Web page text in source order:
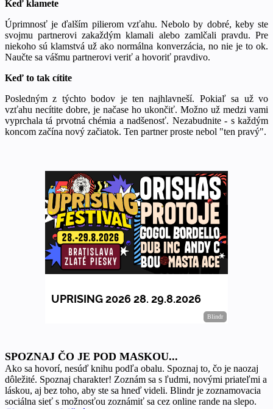
Keď klamete
Úprimnosť je ďalším pilierom vzťahu. Nebolo by dobré, keby ste
svojmu partnerovi zakaždým klamali alebo zamlčali pravdu. Pre
niekoho sú klamstvá už ako normálna konverzácia, no nie je to ok.
Naučte sa vášmu partnerovi veriť a hovoriť pravdivo.
Keď to tak cítite
Posledným z týchto bodov je ten najhlavneší. Pokiaľ sa už vo
vzťahu necítite dobre, je načase ho ukončiť. Možno už medzi vami
vyprchala tá prvotná chémia a nadšenosť. Nezabudnite - s každým
koncom začína nový začiatok. Ten partner proste nebol "ten pravý".
SPOZNAJ ČO JE POD MASKOU...
Ako sa hovorí, nesúď knihu podľa obalu. Spoznaj to, čo je naozaj
dôležité. Spoznaj charakter! Zoznám sa s ľudmi, novými priateľmi a
láskou, aj bez toho, aby ste sa hneď videli. Blindr je zoznamovacia
sociálna sieť s možnosťou zoznámiť sa cez online rande na slepo.